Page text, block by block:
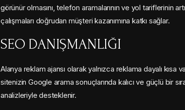
görünür olmasını, telefon aramalarının ve yol tariflerinin
çalışmaları doğrudan müşteri kazanımına katkı sağlar.
SEO DANIŞMANLIĞI
Alanya reklam ajansı olarak yalnızca reklama dayalı
sitenizin Google arama sonuçlarında kalıcı ve güçlü bir
analizleriyle desteklenir.